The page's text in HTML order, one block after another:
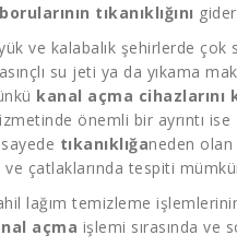
tıkanıklığını
ve kalabalık şehirlerde çok
su jeti ya da yıkama
kanal açma
önemli bir ayrıntı ise
tıkanıklığaneden
ve çatlaklarında tespiti
lağım temizleme
açma işlemi sırasında ve